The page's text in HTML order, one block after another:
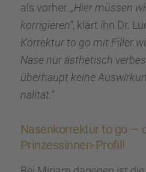
als vorher. „Hier müssen
korri­gie­ren“, klärt ihn Dr.
Korrek­tur to go mit Filler
Nase nur ästhe­tisch
überhaupt keine
na­li­tät.“
Nasen­kor­rek­tur to go —
Prinzes­sin­nen-Profil!